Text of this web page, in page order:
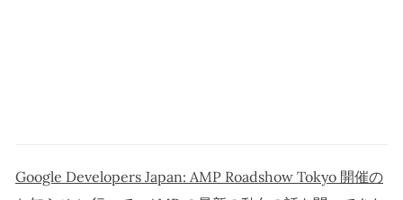
Google Developers Japan: AMP Roadshow Tokyo 開催の